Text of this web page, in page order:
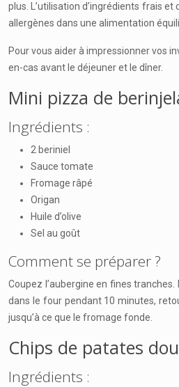
plus. L’utilisation d’ingrédients frais
allergènes dans une alimentation
Pour vous aider à impressionner vos
en-cas avant le déjeuner et le dîner.
Mini pizza de
Ingrédients :
2 beriniel
Sauce tomate
Fromage râpé
Origan
Huile d’olive
Sel au goût
Comment se préparer ?
Coupez l’aubergine en fines
dans le four pendant 10 minutes,
jusqu’à ce que le fromage fonde.
Chips de patates
Ingrédients :